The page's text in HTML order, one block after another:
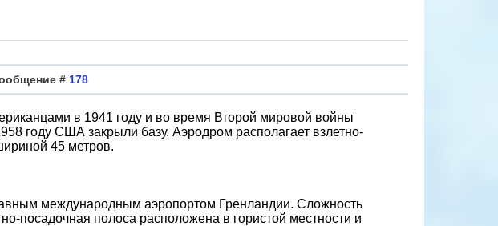
# 178
в 1941 году и во время Второй мировой войны
году США закрыли базу. Аэродром располагает взлетно-
45 метров.
международным аэропортом Гренландии. Сложность
посадочная полоса расположена в гористой местности и